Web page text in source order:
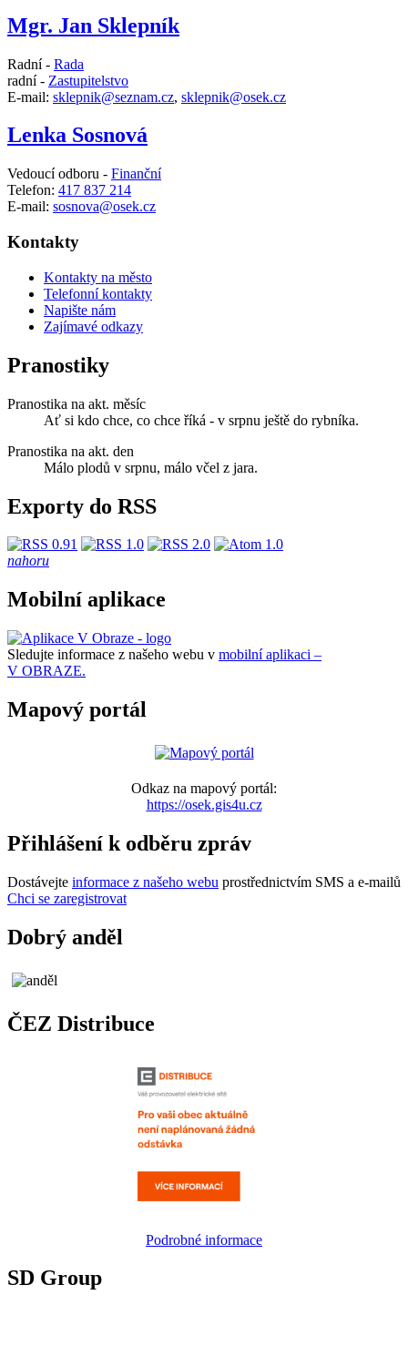
Mgr. Jan Sklepník
Radní - Rada
radní - Zastupitelstvo
E-mail: sklepnik@seznam.cz, sklepnik@osek.cz
Lenka Sosnová
Vedoucí odboru - Finanční
Telefon: 417 837 214
E-mail: sosnova@osek.cz
Kontakty
Kontakty na město
Telefonní kontakty
Napište nám
Zajímavé odkazy
Pranostiky
Pranostika na akt. měsíc
Ať si kdo chce, co chce říká - v srpnu ještě do rybníka.
Pranostika na akt. den
Málo plodů v srpnu, málo včel z jara.
Exporty do RSS
nahoru
Mobilní aplikace
Sledujte informace z našeho webu v mobilní aplikaci –
V OBRAZE.
Mapový portál
Odkaz na mapový portál:
https://osek.gis4u.cz
Přihlášení k odběru zpráv
Dostávejte informace z našeho webu prostřednictvím SMS a e-mailů
Chci se zaregistrovat
Dobrý anděl
ČEZ Distribuce
Podrobné informace
SD Group